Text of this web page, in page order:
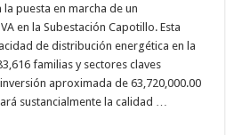
puesta en marcha de un
en la Subestación Capotillo. Esta
de distribución energética en la
familias y sectores claves
aproximada de 63,720,000.00
sustancialmente la calidad …